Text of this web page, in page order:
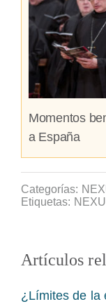
Momentos
a España
Categorías:
Etiquetas:
Artículos
¿Límites de la